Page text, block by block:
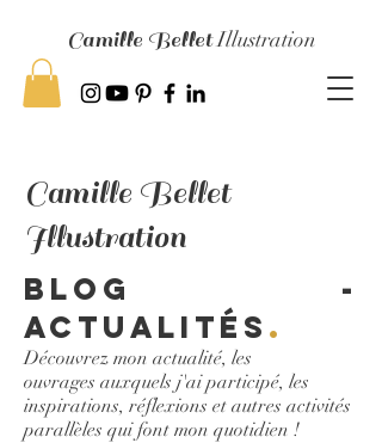
Camille BelletIllustration
Camille Bellet
Illustration
Blog -
Actualités .
Découvrez mon actualité, les
ouvrages auxquels j'ai participé, les
inspirations, réflexions et autres activités
parallèles qui font mon quotidien !